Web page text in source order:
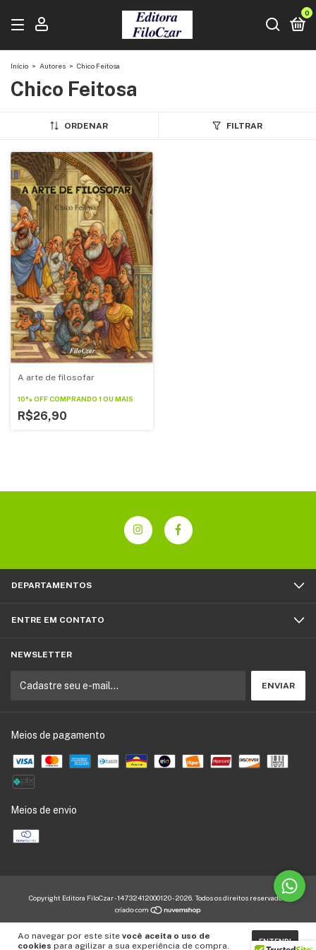
0
Ao navegar por este site você aceita o uso de
cookies para agilizar a sua experiência de compra. ENTENDI
Início > Autores > Chico Feitosa
Chico Feitosa
ORDENAR FILTRAR
A arte de filosofar
10% OFFCOMPRANDO 1 OU MAIS
R$26,90
DEPARTAMENTOS
ENTRE EM CONTATO
NEWSLETTER
Meios de pagamento
Meios de envio
Copyright Editora FiloCzar - 14732412000120 - 2026. Todos os direitos reservados.